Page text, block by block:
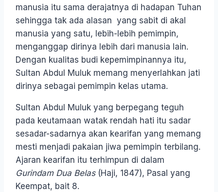
manusia itu sama derajatnya di hadapan Tuhan
sehingga tak ada alasan yang sabit di akal
manusia yang satu, lebih-lebih pemimpin,
menganggap dirinya lebih dari manusia lain.
Dengan kualitas budi kepemimpinannya itu,
Sultan Abdul Muluk memang menyerlahkan jati
dirinya sebagai pemimpin kelas utama.
Sultan Abdul Muluk yang berpegang teguh
pada keutamaan watak rendah hati itu sadar
sesadar-sadarnya akan kearifan yang memang
mesti menjadi pakaian jiwa pemimpin terbilang.
Ajaran kearifan itu terhimpun di dalam
Gurindam Dua Belas(Haji, 1847), Pasal yang
Keempat, bait 8.